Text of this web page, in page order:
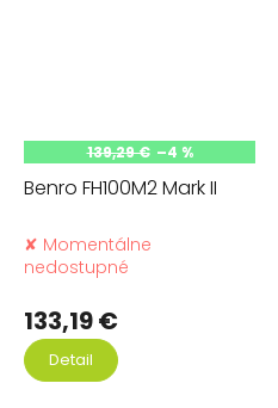
139,29 € –4 %
Benro FH100M2 Mark II
✘ Momentálne
nedostupné
133,19 €
Detail